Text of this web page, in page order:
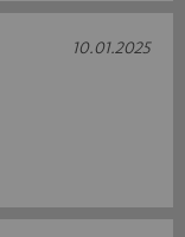
10.01.2025